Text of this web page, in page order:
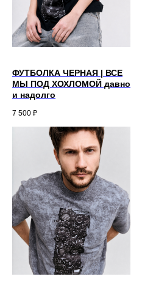
ФУТБОЛКА ЧЕРНАЯ | ВСЕ
МЫ ПОД ХОХЛОМОЙ давно
и надолго
7 500 ₽